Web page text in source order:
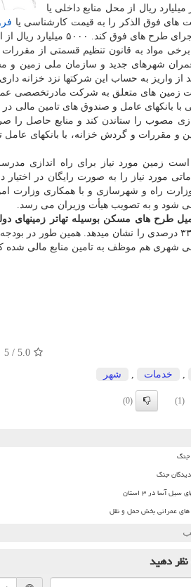
است تا سقف ۲۰ هزار میلیارد ریال از محل منابع داخلی یا
های فوق الذکر را به قیمت کارشناسی یا
اعتبار فوق صرف احیای بافت های تاریخی می شود.
از واریز به حساب این شرکتها نزد
زمین های متعلق به شرکت مادرتخصصی
با بانکهای عامل و صندوق های تامین مالی
مصوب را ستاندن کند و منابع حاصل
مقررات و گردش خزانه، با بانکهای عامل
زمین مورد نیاز برای راه اندازی
مورد نیاز را به صورت رایگان در
وزارت راه و شهرسازی و با همکاری وزارت
شود و به تصویب هیأت وزیران می رسد.
های مسکن بوسیله تهاتر زمینهای دولتی ۱۵۰۰ میلیارد تومان در نظر گرفته
شهری هم موظف به تامین منابع مالی شده
5.0
/
5
خدمات شهر
(1)
(0)
جنگ
جنگ
های عمرانی بخش حمل و نقل
نظر دهید